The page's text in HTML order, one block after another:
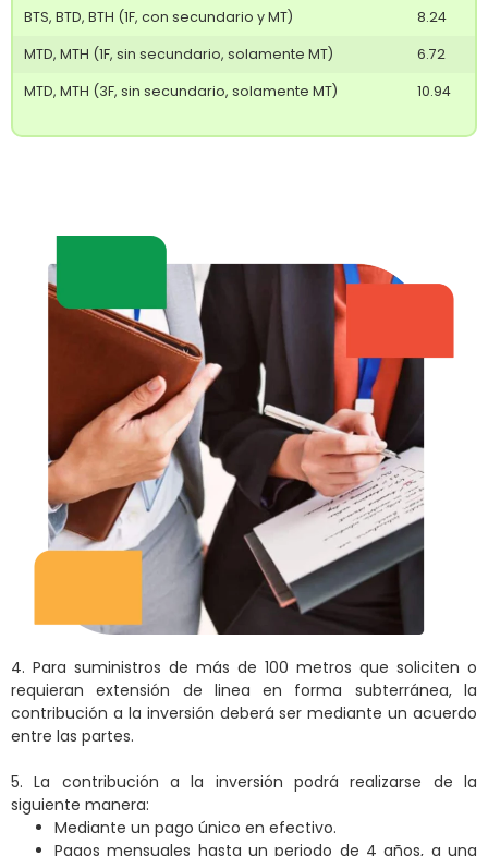
PARTE NO REEMBOLSABLE
BTS, BTD, BTH (1F, con secundario y MT)
8.24
MTD, MTH (1F, sin secundario, solamente MT)
6.72
MTD, MTH (3F, sin secundario, solamente MT)
10.94
4. Para suministros de más de 100 metros que soliciten o
requieran extensión de linea en forma subterránea, la
contribución a la inversión deberá ser mediante un acuerdo
entre las partes.
5. La contribución a la inversión podrá realizarse de la
siguiente manera:
Mediante un pago único en efectivo.
Pagos mensuales hasta un periodo de 4 años, a una